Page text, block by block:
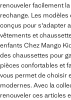
renouveler facilement
rechange. Les
conçus pour s'adapter
vêtements et
enfants Chez Mango
des chaussettes pour
pièces confortables et
vous permet de choisir
modernes. Avec la
renouveler ces articles